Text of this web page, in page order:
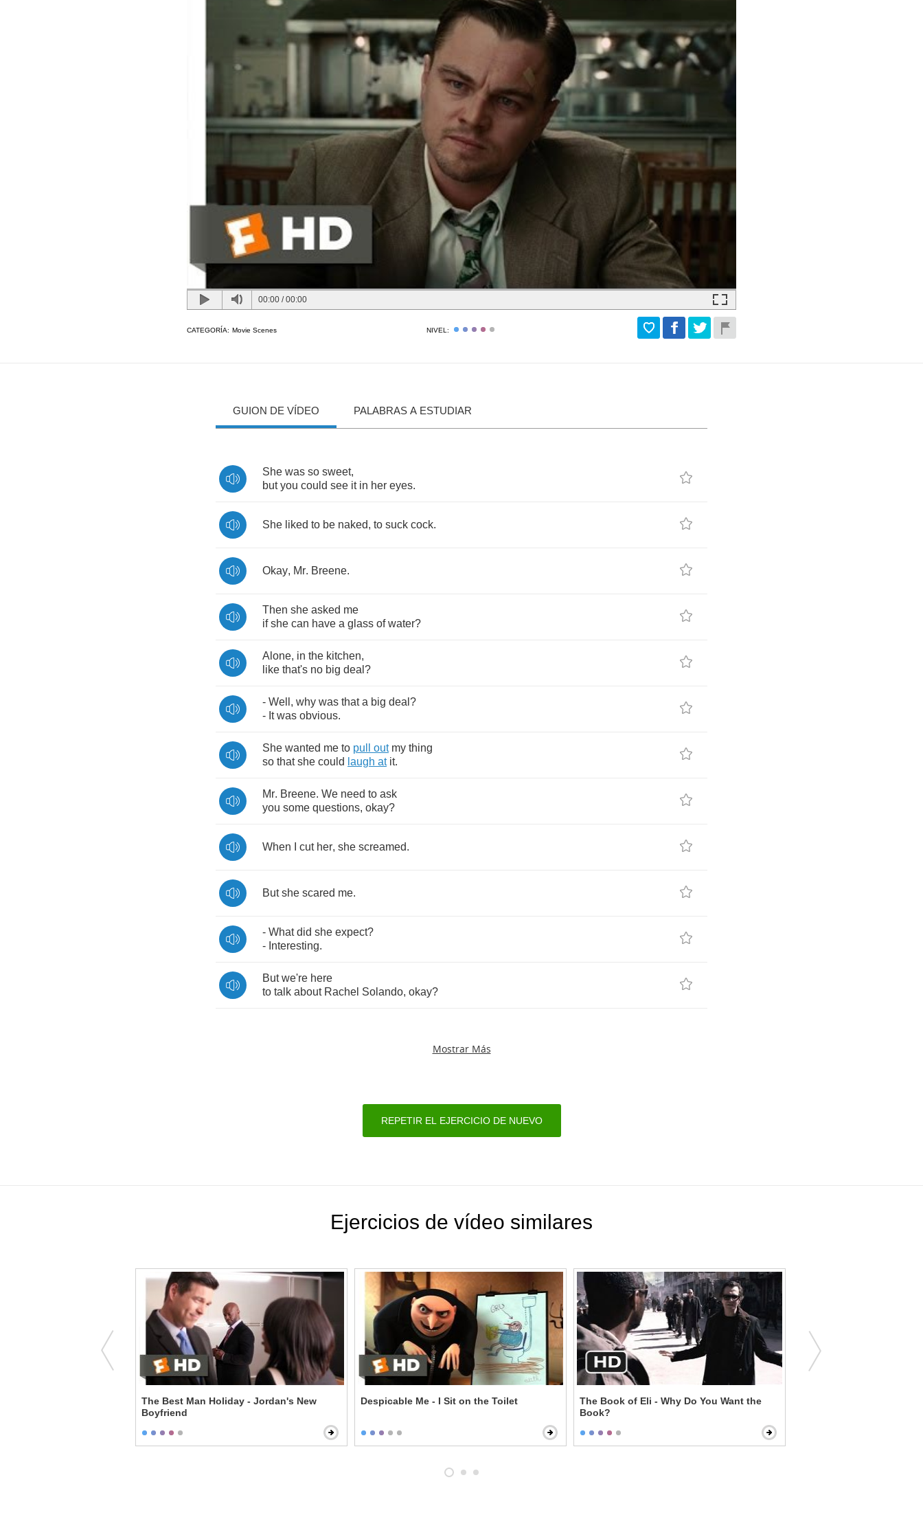
00:00 /00:00
CATEGORÍA: Movie Scenes NIVEL:
GUION DE VÍDEO PALABRAS A ESTUDIAR
She was so sweet,
but you could see it in her eyes.
She liked to be naked, to suck cock.
Okay, Mr. Breene.
Then she asked me
if she can have a glass of water?
Alone, in the kitchen,
like that's no big deal ?
- Well , why was that a big deal ?
- It was obvious.
She wanted me to pull out my thing
so that she could laugh at it.
Mr. Breene. We need to ask
you some questions, okay?
When cut her, she screamed.
But she scared me.
- What did she expect?
- Interesting.
But we're here
to talk about Rachel Solando, okay?
Mostrar Más
REPETIR EL EJERCICIO DE NUEVO
Ejercicios de vídeo similares
The Best Man Holiday - Jordan's New
Boyfriend
Despicable Me - I Sit on the Toilet
The Book of Eli - Why Do You Want the
Book?